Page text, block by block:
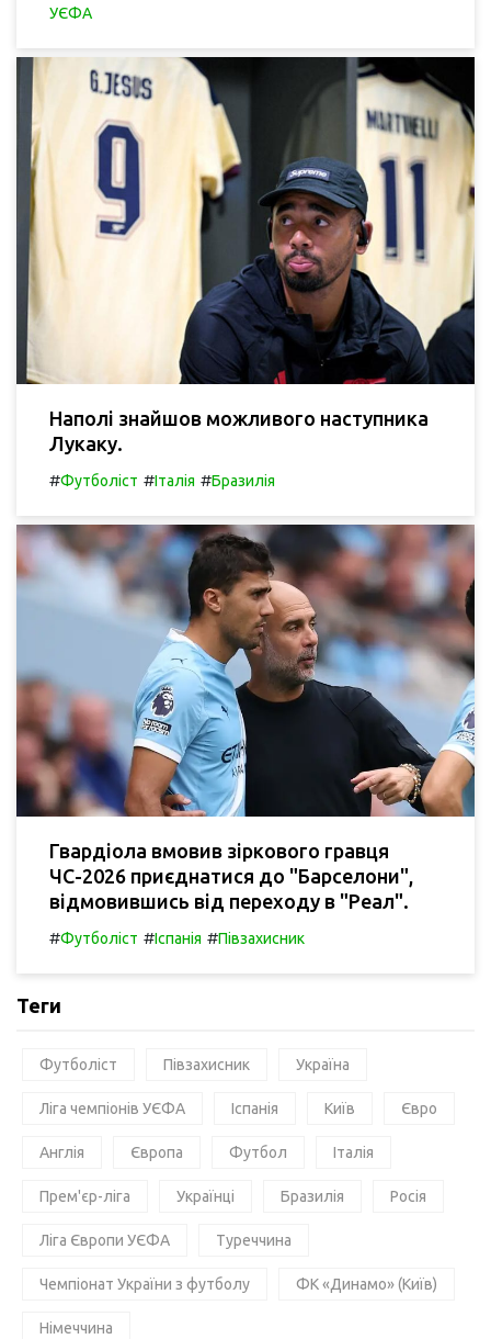
УЄФА
Наполі знайшов можливого наступника
Лукаку.
#Футболіст #Італія #Бразилія
Гвардіола вмовив зіркового гравця
ЧС-2026 приєднатися до "Барселони",
відмовившись від переходу в "Реал".
#Футболіст #Іспанія #Півзахисник
Теги
Футболіст Півзахисник Україна
Ліга чемпіонів УЄФА Іспанія Київ Євро
Англія Європа Футбол Італія
Прем'єр-ліга Українці Бразилія Росія
Ліга Європи УЄФА Туреччина
Чемпіонат України з футболу ФК «Динамо» (Київ)
Німеччина